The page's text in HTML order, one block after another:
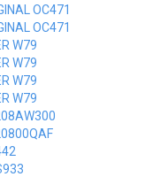
OC471
OC471
W79
W79
W79
W79